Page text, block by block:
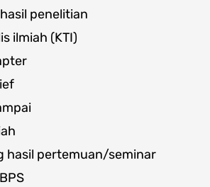
penelitian
ilmiah (KTI)
hasil pertemuan/seminar